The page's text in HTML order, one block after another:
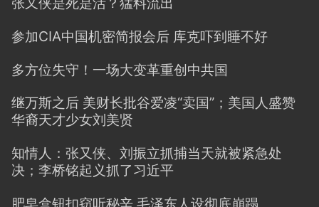
参加CIA中国机密简报会后 库克吓到睡不好
多方位失守！一场大变革重创中共国
继万斯之后 美财长批谷爱凌“卖国”；美国人盛赞
华裔天才少女刘美贤
知情人：张又侠、刘振立抓捕当天就被紧急处
决；李桥铭起义抓了习近平
肥皂盒钮扣窃听秘辛 毛泽东人设彻底崩蹋